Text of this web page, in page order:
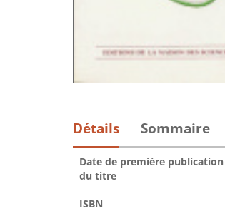
Détails Sommaire
Date de première publication
du titre
ISBN